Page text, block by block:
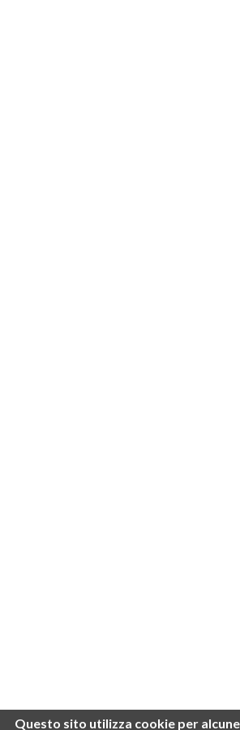
Questo sito utilizza cookie per